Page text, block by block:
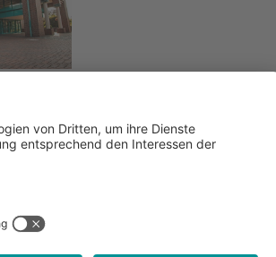
schließt die Gemeindeverwaltung
Dezember – also zwischen Weihnachten
2024 ist das Rathaus wieder zu den
kann die Heizung an zehn
werden. Durch die Absenkung